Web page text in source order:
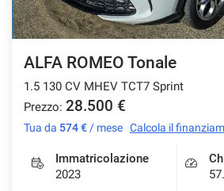
ALFA ROMEO Tonale
1.5 130 CV MHEV TCT7 Sprint
Prezzo: 28.500 €
Tua da 574 € / mese Calcola il
Immatricolazione
2023